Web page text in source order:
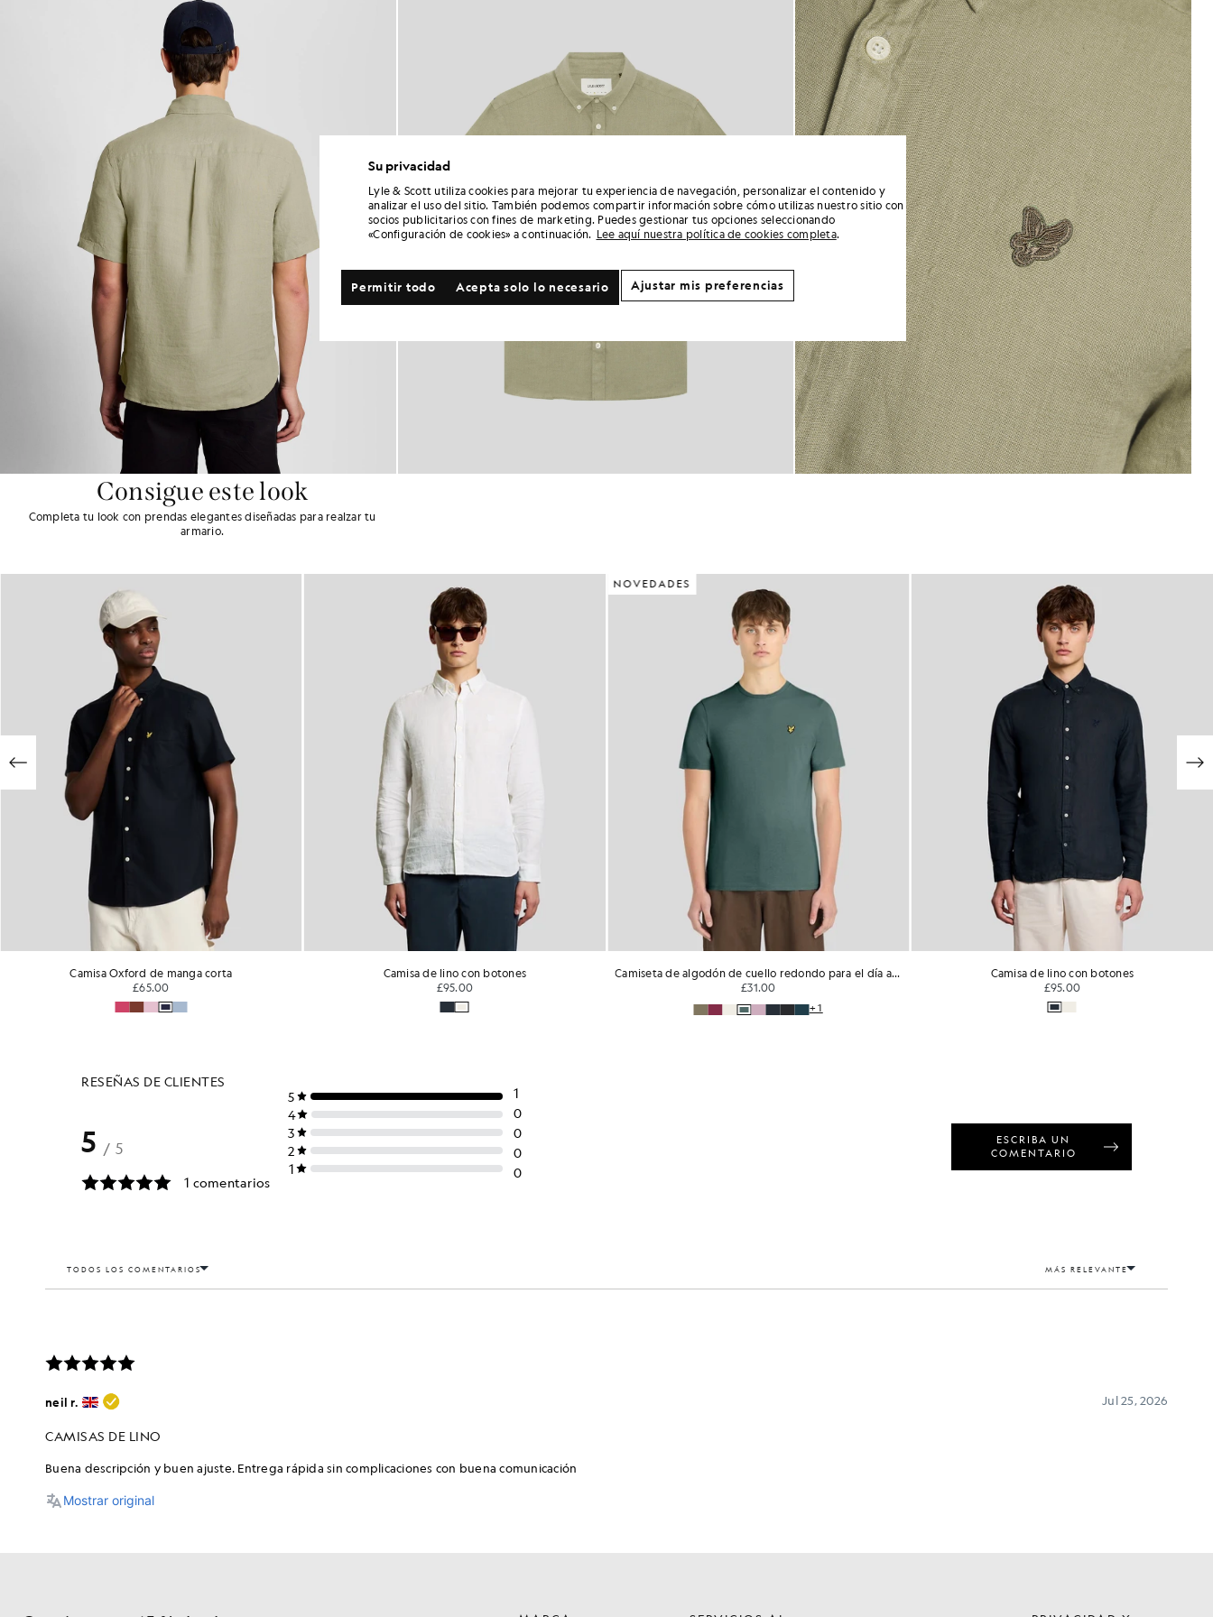
Consigue este look
Completa tu look con prendas elegantes diseñadas para realzar tu
armario.
Camisa Oxford de manga corta
£65.00
Camisa de lino con botones
£95.00
NOVEDADES
Camiseta de algodón de cuello redondo para el día a día
£31.00
+1
Camisa de lino con botones
£95.00
Su privacidad
Lyle & Scott utiliza cookies para mejorar tu experiencia de navegación, personalizar el contenido y
analizar el uso del sitio. También podemos compartir información sobre cómo utilizas nuestro sitio con
socios publicitarios con fines de marketing. Puedes gestionar tus opciones seleccionando
«Configuración de cookies» a continuación. Lee aquí nuestra política de cookies completa.
Acepta solo lo necesario
Permitir todo Ajustar mis preferencias